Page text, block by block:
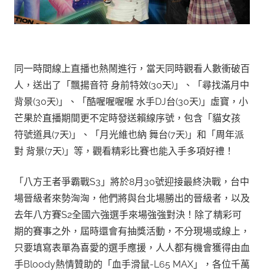
同一時間線上直播也熱鬧進行，當天同時觀看人數衝破百
人，送出了「飄揚音符 身前特效(30天)」、「尋找滿月中
背景(30天)​」、「酷喔喔喔喔 水手DJ台(30天)」虛寶，小
芒果於直播期間更不定時發送賴線序號，包含「貓女孩
符號道具(7天)」、「月光維也納 舞台(7天)」和「周年派
對 背景(7天)」等，觀看精彩比賽也能入手多項好禮！
「八方王者爭霸戰S3」將於8月30號迎接最終決戰，台中
場晉級者來勢洶洶，他們將與台北場勝出的晉級者，以及
去年八方賽S2全國六強選手來場強強對決！除了精彩可
期的賽事之外，屆時還會有抽獎活動，不分現場或線上，
只要填寫表單為喜愛的選手應援，人人都有機會獲得由血
手Bloody熱情贊助的「血手滑鼠-L65 MAX」，各位千萬